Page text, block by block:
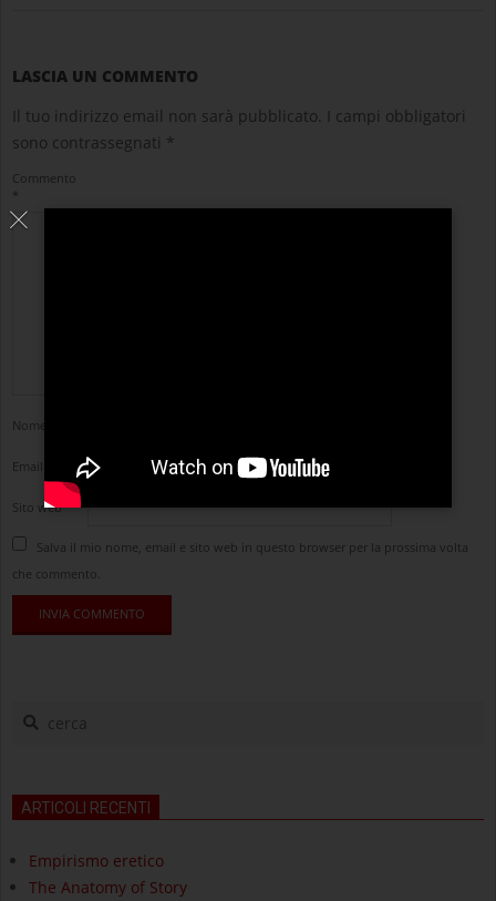
LASCIA UN COMMENTO
Il tuo indirizzo email non sarà pubblicato.
I campi obbligatori
sono contrassegnati *
Commento
*
Nome
Email
Sito web
Salva il mio nome, email e sito web in questo browser per la prossima volta
che commento.
cerca
ARTICOLI RECENTI
Empirismo eretico
The Anatomy of Story